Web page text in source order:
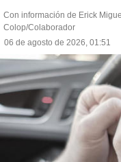
Con información de Erick
Colop/Colaborador
06 de agosto de 2026, 01:51